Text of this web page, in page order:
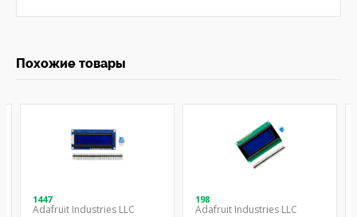
Похожие товары
1447
Adafruit Industries LLC
198
Adafruit Industries LLC